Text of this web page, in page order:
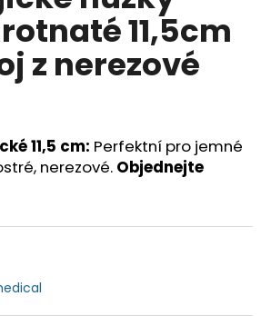
11,5cm
z nerezové
11,5 cm: Perfektní pro jemné
nerezové. Objednejte